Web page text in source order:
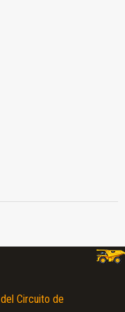
Circuito de